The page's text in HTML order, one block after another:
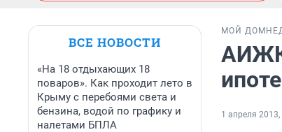
ВСЕ НОВОСТИ
«На 18 отдыхающих 18
поваров». Как проходит лето в
Крыму с перебоями света и
бензина, водой по графику и
налетами БПЛА
МОЙ ДОМ
АИЖК
1 апреля